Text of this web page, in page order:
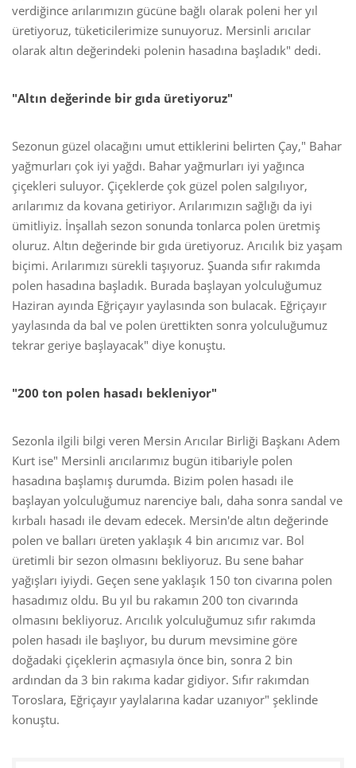
verdiğince arılarımızın gücüne bağlı olarak poleni her yıl
üretiyoruz, tüketicilerimize sunuyoruz. Mersinli arıcılar
olarak altın değerindeki polenin hasadına başladık" dedi.
"Altın değerinde bir gıda üretiyoruz"
Sezonun güzel olacağını umut ettiklerini belirten Çay," Bahar
yağmurları çok iyi yağdı. Bahar yağmurları iyi yağınca
çiçekleri suluyor. Çiçeklerde çok güzel polen salgılıyor,
arılarımız da kovana getiriyor. Arılarımızın sağlığı da iyi
ümitliyiz. İnşallah sezon sonunda tonlarca polen üretmiş
oluruz. Altın değerinde bir gıda üretiyoruz. Arıcılık biz yaşam
biçimi. Arılarımızı sürekli taşıyoruz. Şuanda sıfır rakımda
polen hasadına başladık. Burada başlayan yolculuğumuz
Haziran ayında Eğriçayır yaylasında son bulacak. Eğriçayır
yaylasında da bal ve polen ürettikten sonra yolculuğumuz
tekrar geriye başlayacak" diye konuştu.
"200 ton polen hasadı bekleniyor"
Sezonla ilgili bilgi veren Mersin Arıcılar Birliği Başkanı Adem
Kurt ise" Mersinli arıcılarımız bugün itibariyle polen
hasadına başlamış durumda. Bizim polen hasadı ile
başlayan yolculuğumuz narenciye balı, daha sonra sandal ve
kırbalı hasadı ile devam edecek. Mersin'de altın değerinde
polen ve balları üreten yaklaşık 4 bin arıcımız var. Bol
üretimli bir sezon olmasını bekliyoruz. Bu sene bahar
yağışları iyiydi. Geçen sene yaklaşık 150 ton civarına polen
hasadımız oldu. Bu yıl bu rakamın 200 ton civarında
olmasını bekliyoruz. Arıcılık yolculuğumuz sıfır rakımda
polen hasadı ile başlıyor, bu durum mevsimine göre
doğadaki çiçeklerin açmasıyla önce bin, sonra 2 bin
ardından da 3 bin rakıma kadar gidiyor. Sıfır rakımdan
Toroslara, Eğriçayır yaylalarına kadar uzanıyor" şeklinde
konuştu.